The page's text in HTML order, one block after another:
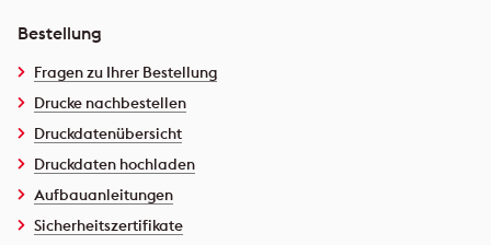
Bestellung
Fragen zu Ihrer Bestellung
Drucke nachbestellen
Druckdatenübersicht
Druckdaten hochladen
Aufbauanleitungen
Sicherheitszertifikate